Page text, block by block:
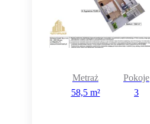
Metraż
58,5 m²
Pokoje
3